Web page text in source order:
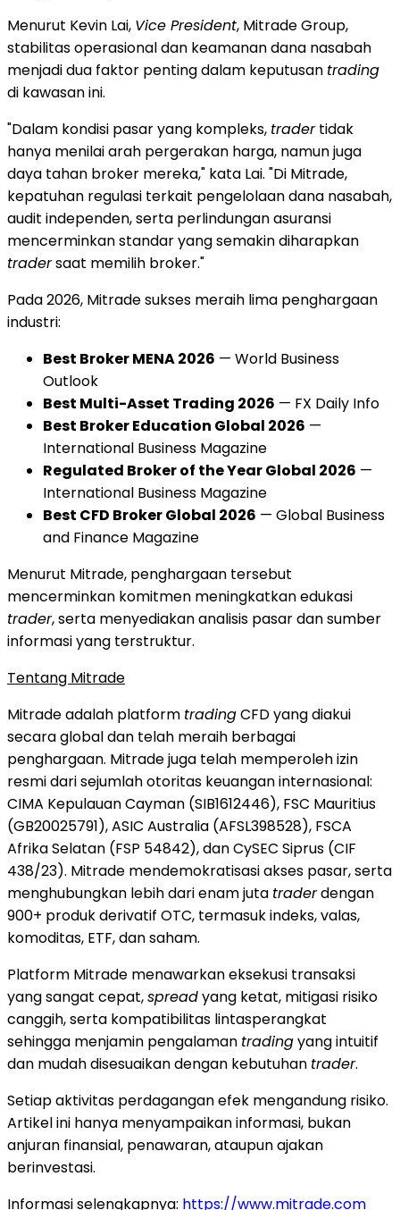
Menurut Kevin Lai, Vice President, Mitrade Group,
stabilitas operasional dan keamanan dana nasabah
menjadi dua faktor penting dalam keputusan trading
di kawasan ini.
"Dalam kondisi pasar yang kompleks, tradertidak
hanya menilai arah pergerakan harga, namun juga
daya tahan broker mereka," kata Lai. "Di Mitrade,
kepatuhan regulasi terkait pengelolaan dana nasabah,
audit independen, serta perlindungan asuransi
mencerminkan standar yang semakin diharapkan
tradersaat memilih broker."
Pada 2026, Mitrade sukses meraih lima penghargaan
industri:
Best Broker MENA 2026 — World Business
Outlook
Best Multi-Asset Trading 2026 — FX Daily Info
Best Broker Education Global 2026 —
International Business Magazine
Regulated Broker of the Year Global 2026 —
International Business Magazine
Best CFD Broker Global 2026 — Global Business
and Finance Magazine
Menurut Mitrade, penghargaan tersebut
mencerminkan komitmen meningkatkan edukasi
trader, serta menyediakan analisis pasar dan sumber
informasi yang terstruktur.
Tentang Mitrade
Mitrade adalah platform tradingCFD yang diakui
secara global dan telah meraih berbagai
penghargaan. Mitrade juga telah memperoleh izin
resmi dari sejumlah otoritas keuangan internasional:
CIMA Kepulauan Cayman (SIB1612446), FSC Mauritius
(GB20025791), ASIC Australia (AFSL398528), FSCA
Afrika Selatan (FSP 54842), dan CySEC Siprus (CIF
438/23). Mitrade mendemokratisasi akses pasar, serta
menghubungkan lebih dari enam juta traderdengan
900+ produk derivatif OTC, termasuk indeks, valas,
komoditas, ETF, dan saham.
Platform Mitrade menawarkan eksekusi transaksi
yang sangat cepat,spreadyang ketat, mitigasi risiko
canggih, serta kompatibilitas lintasperangkat
sehingga menjamin pengalaman tradingyang intuitif
dan mudah disesuaikan dengan kebutuhan trader.
Setiap aktivitas perdagangan efek mengandung risiko.
Artikel ini hanya menyampaikan informasi, bukan
anjuran finansial, penawaran, ataupun ajakan
berinvestasi.
Informasi selengkapnya: https://www.mitrade.com